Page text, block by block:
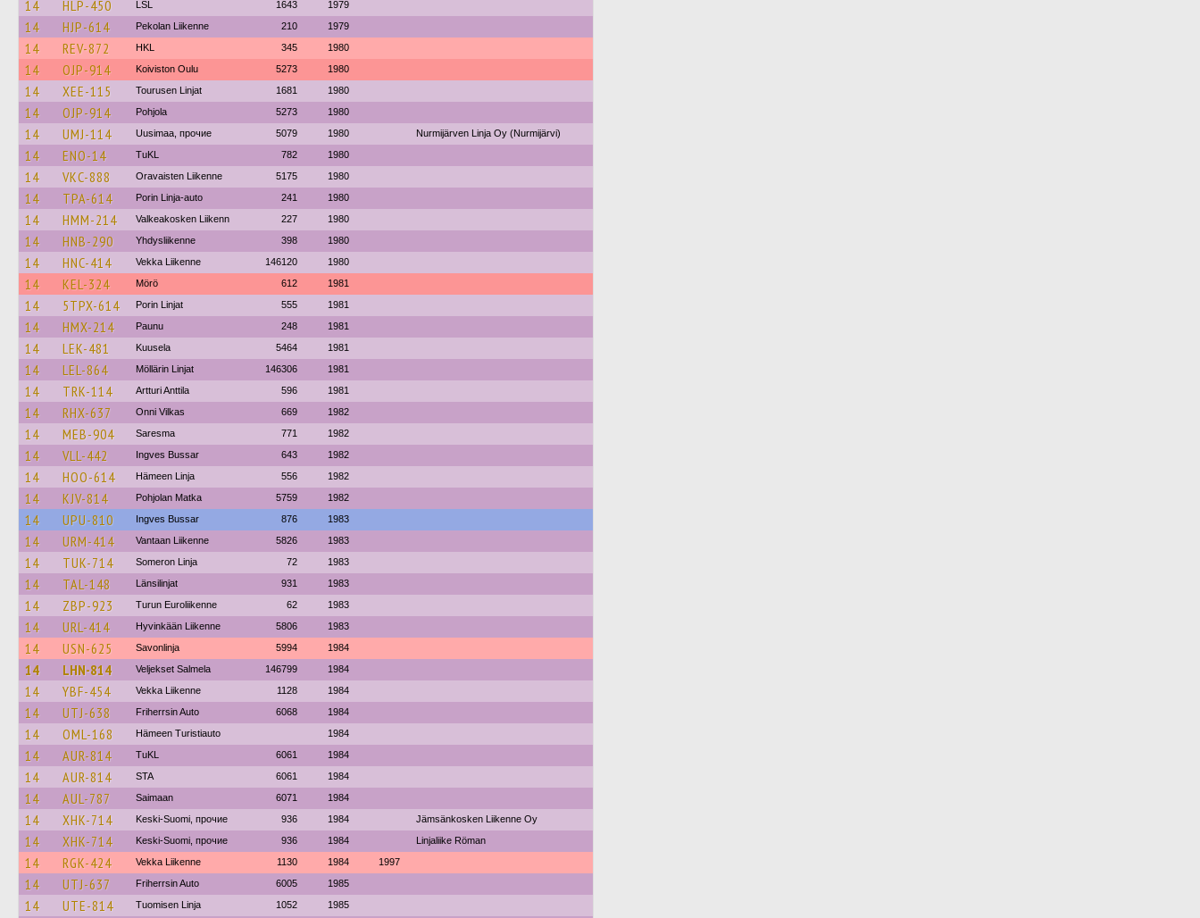
14 HLP-450 LSL 1643 1979
14 HJP-614 Pekolan Liikenne 210 1979
14 REV-872 HKL 345 1980
14 OJP-914 Koiviston Oulu 5273 1980
14 XEE-115 Tourusen Linjat 1681 1980
14 OJP-914 Pohjola 5273 1980
14 UMJ-114 Uusimaa, прочие 5079 1980 Nurmijärven Linja Oy (Nurmijärvi)
14 ENO-14 TuKL 782 1980
14 VKC-888 Oravaisten Liikenne 5175 1980
14 TPA-614 Porin Linja-auto 241 1980
14 HMM-214 Valkeakosken Liikenn 227 1980
14 HNB-290 Yhdysliikenne 398 1980
14 HNC-414 Vekka Liikenne 146120 1980
14 KEL-324 Mörö 612 1981
14 5TPX-614 Porin Linjat 555 1981
14 HMX-214 Paunu 248 1981
14 LEK-481 Kuusela 5464 1981
14 LEL-864 Möllärin Linjat 146306 1981
14 TRK-114 Artturi Anttila 596 1981
14 RHX-637 Onni Vilkas 669 1982
14 MEB-904 Saresma 771 1982
14 VLL-442 Ingves Bussar 643 1982
14 HOO-614 Hämeen Linja 556 1982
14 KJV-814 Pohjolan Matka 5759 1982
14 UPU-810 Ingves Bussar 876 1983
14 URM-414 Vantaan Liikenne 5826 1983
14 TUK-714 Someron Linja 72 1983
14 TAL-148 Länsilinjat 931 1983
14 ZBP-923 Turun Euroliikenne 62 1983
14 URL-414 Hyvinkään Liikenne 5806 1983
14 USN-625 Savonlinja 5994 1984
14 LHN-814 Veljekset Salmela 146799 1984
14 YBF-454 Vekka Liikenne 1128 1984
14 UTJ-638 Friherrsin Auto 6068 1984
14 OML-168 Hämeen Turistiauto 1984
14 AUR-814 TuKL 6061 1984
14 AUR-814 STA 6061 1984
14 AUL-787 Saimaan 6071 1984
14 XHK-714 Keski-Suomi, прочие 936 1984 Jämsänkosken Liikenne Oy
14 XHK-714 Keski-Suomi, прочие 936 1984 Linjaliike Röman
14 RGK-424 Vekka Liikenne 1130 1984 1997
14 UTJ-637 Friherrsin Auto 6005 1985
14 UTE-814 Tuomisen Linja 1052 1985